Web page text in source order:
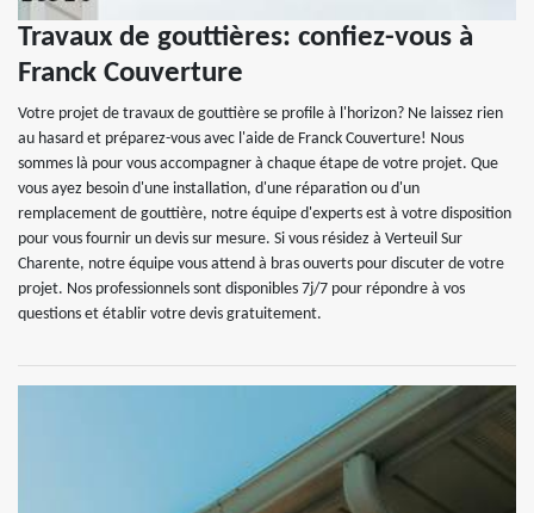
Travaux de gouttières: confiez-vous à
Franck Couverture
Votre projet de travaux de gouttière se profile à l'horizon? Ne laissez rien
au hasard et préparez-vous avec l'aide de Franck Couverture! Nous
sommes là pour vous accompagner à chaque étape de votre projet. Que
vous ayez besoin d'une installation, d'une réparation ou d'un
remplacement de gouttière, notre équipe d'experts est à votre disposition
pour vous fournir un devis sur mesure. Si vous résidez à Verteuil Sur
Charente, notre équipe vous attend à bras ouverts pour discuter de votre
projet. Nos professionnels sont disponibles 7j/7 pour répondre à vos
questions et établir votre devis gratuitement.